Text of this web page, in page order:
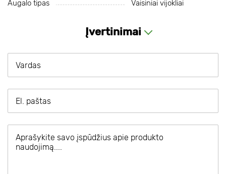
Augalo tipas Vaisiniai vijokliai
Įvertinimai